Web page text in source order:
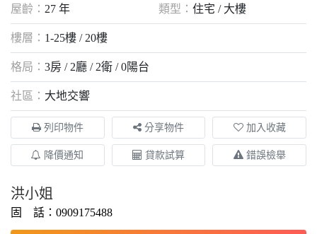
屋齡： 27 年 類型： 住宅 / 大樓
樓層： 1-25樓 / 20樓
格局： 3房 2廳 2衛 0陽台
社區： 大地交響
列印物件 分享物件 加入收藏
降價通知 貸款試算 錯誤檢舉
洪小姐
固 話：0909175488